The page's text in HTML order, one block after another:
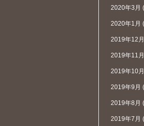
2020年3月
2020年1月
2019年12月
2019年11月
2019年10月
2019年9月
2019年8月
2019年7月